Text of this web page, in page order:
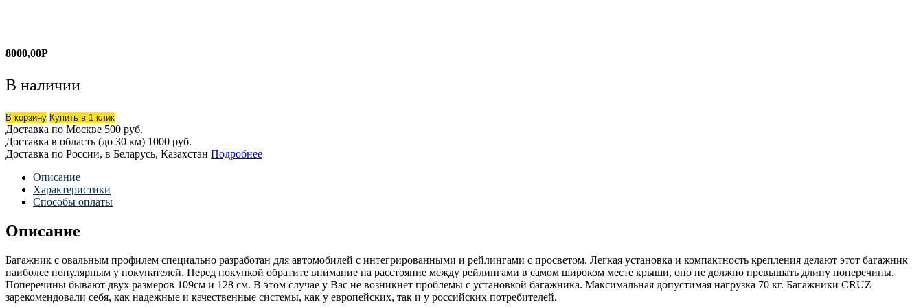
8000,00Р
В наличии
В корзину Купить в 1 клик
Доставка по Москве 500 руб.
Доставка в область (до 30 км) 1000 руб.
Доставка по России, в Беларусь, Казахстан Подробнее
Описание
Характеристики
Способы оплаты
Описание
Багажник с овальным профилем специально разработан для автомобилей с интегрированными и рейлингами с просветом. Легкая установка и компактность крепления делают этот багажник
наиболее популярным у покупателей. Перед покупкой обратите внимание на расстояние между рейлингами в самом широком месте крыши, оно не должно превышать длину поперечины.
Поперечины бывают двух размеров 109см и 128 см. В этом случае у Вас не возникнет проблемы с установкой багажника. Максимальная допустимая нагрузка 70 кг. Багажники CRUZ
зарекомендовали себя, как надежные и качественные системы, как у европейских, так и у российских потребителей.